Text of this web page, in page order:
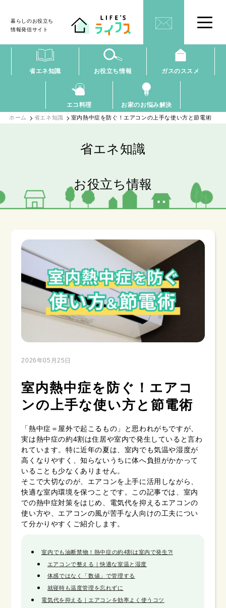
暮らしのお役立ち
情報発信サイト
省エネ知識 お役立ち情報 ガスのススメ
エコ料理 お家のお悩み解決
ホーム 省エネ知識 室内熱中症を防ぐ！エアコンの上手な使い方と節電術
省エネ知識
お役立ち情報
2026年05月25日
室内熱中症を防ぐ！エアコ
ンの上手な使い方と節電術
「熱中症＝屋外で起こるもの」と思われがちですが、
実は熱中症の約4割は住居や室内で発生していると言わ
れています。特に近年の夏は、室内でも気温や湿度が
高くなりやすく、知らないうちに体へ負担がかかって
いることも少なくありません。
そこで大切なのが、エアコンを上手に活用しながら、
快適な室内環境を保つことです。この記事では、室内
での熱中症対策をはじめ、電気代を抑えるエアコンの
使い方や、エアコンの風が苦手な人向けの工夫につい
て分かりやすくご紹介します。
室内でも油断禁物！熱中症の約4割は室内で発生?!
エアコンで整える｜快適な室温と湿度
体感ではなく「数値」で管理する
就寝時も温度管理を忘れずに
電気代を抑える｜エアコンを効率よく使うコツ